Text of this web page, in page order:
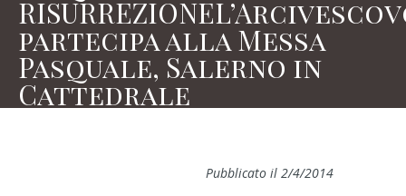
partecipa alla Messa
Pasquale, Salerno in
Cattedrale
Pubblicato il 2/4/2014